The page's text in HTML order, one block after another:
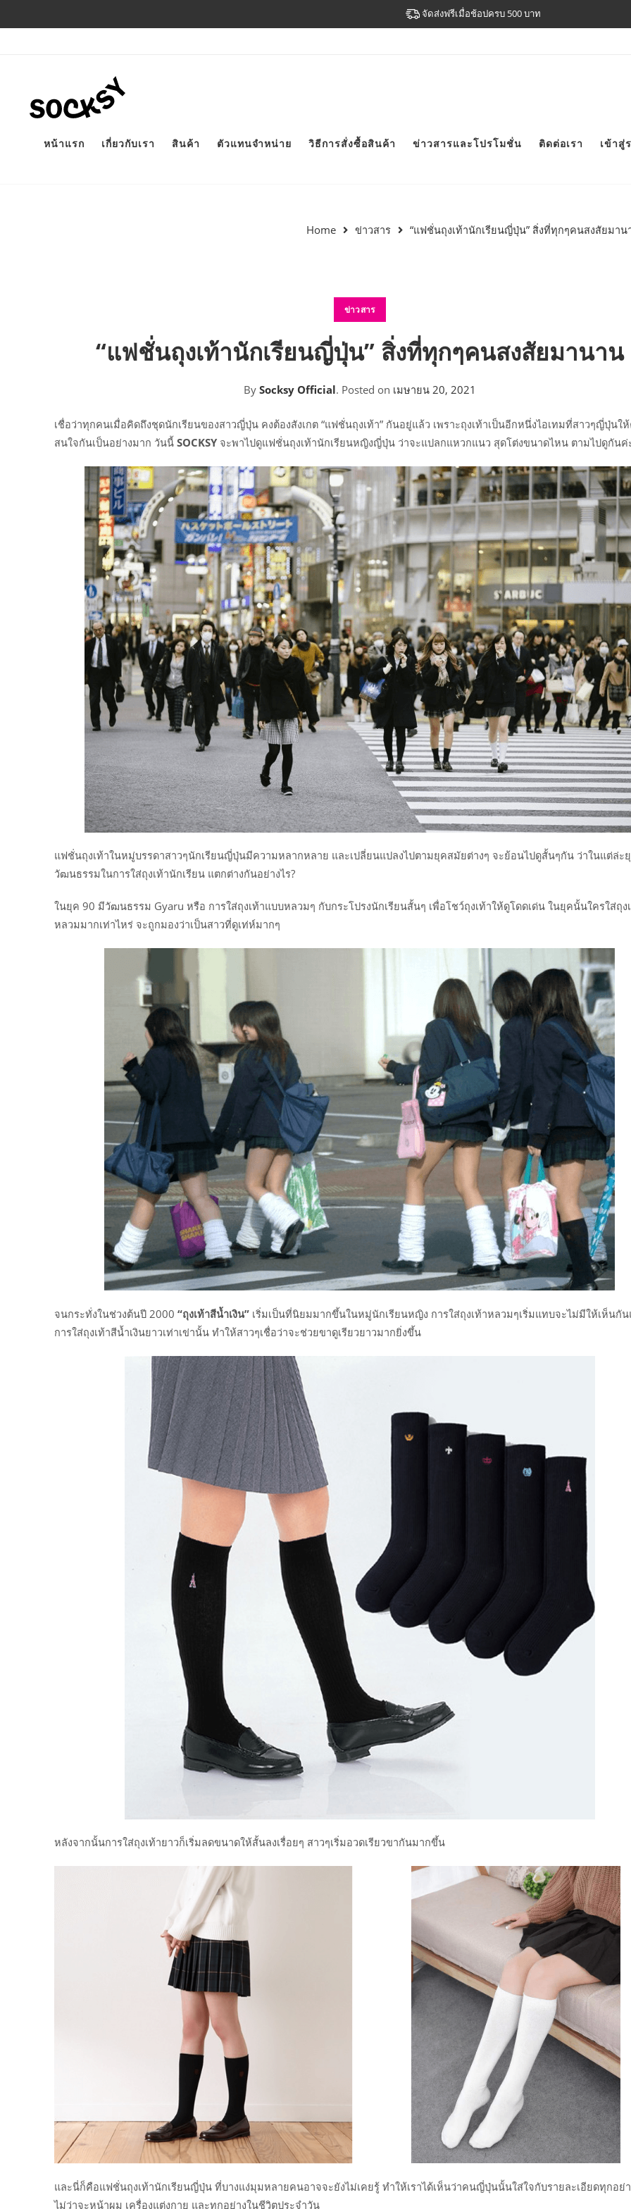
จัดส่งฟรีเมื่อช้อปครบ 500 บาท
หน้าแรก เกี่ยวกับเรา สินค้า ตัวแทนจำหน่าย วิธีการสั่งซื้อสินค้า ข่าวสารและโปรโมชั่น ติดต่อเรา เข้าสู่
Home ข่าวสาร “แฟชั่นถุงเท้านักเรียนญี่ปุ่น” สิ่งที่ทุกๆคนสงสัยมาน
ข่าวสาร
“แฟชั่นถุงเท้านักเรียนญี่ปุ่น” สิ่งที่ทุกๆคนสงสัยมานาน
By Socksy Official. Posted on เมษายน 20, 2021
เชื่อว่าทุกคนเมื่อคิดถึงชุดนักเรียนของสาวญี่ปุ่น คงต้องสังเกต “แฟชั่นถุงเท้า” กันอยู่แล้ว เพราะถุงเท้าเป็นอีกหนึ่งไอเทมที่สาวๆญี่ปุ่นใ
สนใจกันเป็นอย่างมาก วันนี้SOCKSY จะพาไปดูแฟชั่นถุงเท้านักเรียนหญิงญี่ปุ่น ว่าจะแปลกแหวกแนว สุดโต่งขนาดไหน ตามไปดูกันค่
แฟชั่นถุงเท้าในหมู่บรรดาสาวๆนักเรียนญี่ปุ่นมีความหลากหลาย และเปลี่ยนแปลงไปตามยุคสมัยต่างๆ จะย้อนไปดูสั้นๆกัน ว่าในแต่ล่ะ
วัฒนธรรมในการใส่ถุงเท้านักเรียน แตกต่างกันอย่างไร?
ในยุค 90 มีวัฒนธรรม Gyaru หรือ การใส่ถุงเท้าแบบหลวมๆ กับกระโปรงนักเรียนสั้นๆ เพื่อโชว์ถุงเท้าให้ดูโดดเด่น ในยุคนั้นใครใส่ถุง
หลวมมากเท่าไหร่ จะถูกมองว่าเป็นสาวที่ดูเท่ห์มากๆ
จนกระทั่งในช่วงต้นปี 2000“ถุงเท้าสีน้ำเงิน” เริ่มเป็นที่นิยมมากขึ้นในหมู่นักเรียนหญิง การใส่ถุงเท้าหลวมๆเริ่มแทบจะไม่มีให้เห็นกั
การใส่ถุงเท้าสีน้ำเงินยาวเท่าเข่านั้น ทำให้สาวๆเชื่อว่าจะช่วยขาดูเรียวยาวมากยิ่งขึ้น
หลังจากนั้นการใส่ถุงเท้ายาวก็เริ่มลดขนาดให้สั้นลงเรื่อยๆ สาวๆเริ่มอวดเรียวขากันมากขึ้น
และนี่ก็คือแฟชั่นถุงเท้านักเรียนญี่ปุ่น ที่บางแง่มุมหลายคนอาจจะยังไม่เคยรู้ ทำให้เราได้เห็นว่าคนญี่ปุ่นนั้นใส่ใจกับรายละเอียดทุกอย่
ไม่ว่าจะหน้าผม เครื่องแต่งกาย และทุกอย่างในชีวิตประจำวัน